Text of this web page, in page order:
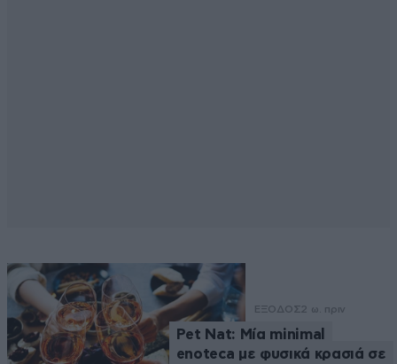
ΕΞΟΔΟΣ2 ω. πριν
Pet Nat: Μία minimal
enoteca με φυσικά κρασιά σε